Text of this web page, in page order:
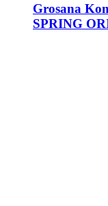
Grosana
SPRING